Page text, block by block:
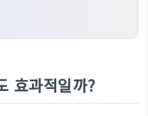
효과적일까?